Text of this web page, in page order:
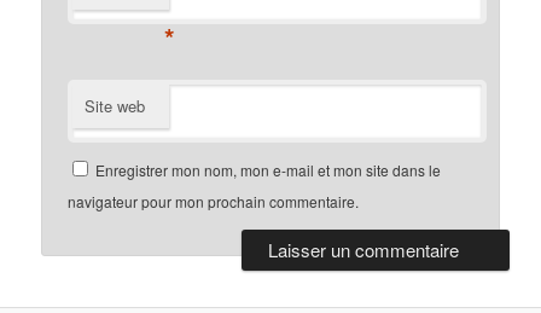
*
Site web
Enregistrer mon nom, mon e-mail et mon site dans le
navigateur pour mon prochain commentaire.